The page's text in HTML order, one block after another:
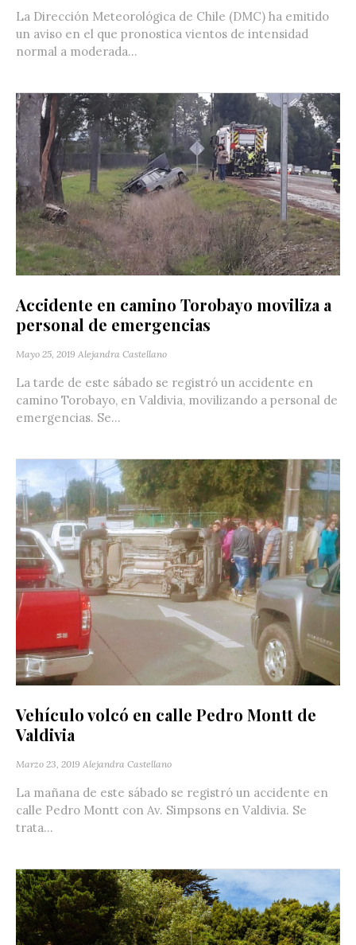
La Dirección Meteorológica de Chile (DMC) ha emitido
un aviso en el que pronostica vientos de intensidad
normal a moderada...
Accidente en camino Torobayo moviliza a
personal de emergencias
Mayo 25, 2019 Alejandra Castellano
La tarde de este sábado se registró un accidente en
camino Torobayo, en Valdivia, movilizando a personal de
emergencias. Se...
Vehículo volcó en calle Pedro Montt de
Valdivia
Marzo 23, 2019 Alejandra Castellano
La mañana de este sábado se registró un accidente en
calle Pedro Montt con Av. Simpsons en Valdivia. Se
trata...